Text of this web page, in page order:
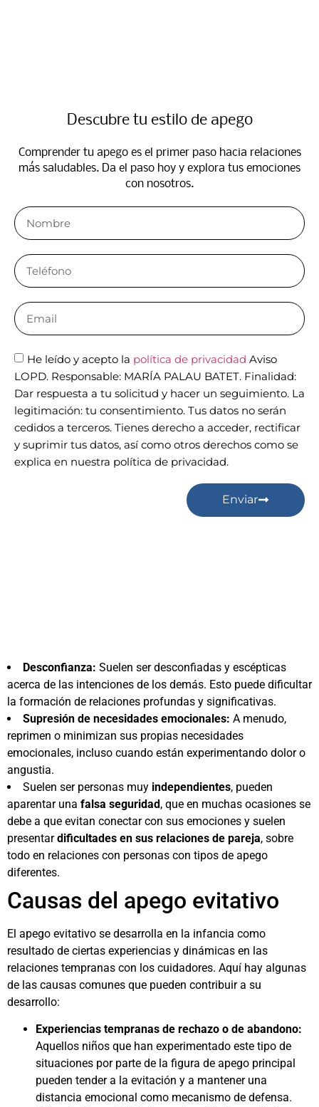
Descubre tu estilo de apego
Comprender tu apego es el primer paso hacia relaciones
más saludables. Da el paso hoy y explora tus emociones
con nosotros.
He leído y acepto la política de privacidad Aviso
LOPD. Responsable: MARÍA PALAU BATET. Finalidad:
Dar respuesta a tu solicitud y hacer un seguimiento. La
legitimación: tu consentimiento. Tus datos no serán
cedidos a terceros. Tienes derecho a acceder, rectificar
y suprimir tus datos, así como otros derechos como se
explica en nuestra política de privacidad.
Enviar
Desconfianza: Suelen ser desconfiadas y escépticas
acerca de las intenciones de los demás. Esto puede dificultar
la formación de relaciones profundas y significativas.
Supresión de necesidades emocionales: A menudo,
reprimen o minimizan sus propias necesidades
emocionales, incluso cuando están experimentando dolor o
angustia.
Suelen ser personas muy independientes, pueden
aparentar una falsa seguridad, que en muchas ocasiones se
debe a que evitan conectar con sus emociones y suelen
presentardificultades en sus relaciones de pareja, sobre
todo en relaciones con personas con tipos de apego
diferentes.
Causas del apego evitativo
El apego evitativo se desarrolla en la infancia como
resultado de ciertas experiencias y dinámicas en las
relaciones tempranas con los cuidadores. Aquí hay algunas
de las causas comunes que pueden contribuir a su
desarrollo:
Experiencias tempranas de rechazo o de abandono:
Aquellos niños que han experimentado este tipo de
situaciones por parte de la figura de apego principal
pueden tender a la evitación y a mantener una
distancia emocional como mecanismo de defensa.